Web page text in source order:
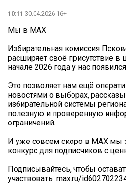
10:11 30.04.2026 16+
Мы в МАХ
Избирательная комиссия
расширяет своё присутствие
начале 2026 года у нас
Это позволяет нам ещё
новостями о выборах,
избирательной системы
полезную и проверенную
ограничений.
И уже совсем скоро в MAX мы
конкурс для подписчиков с
Подписывайтесь, чтобы
участвовать ️ max.ru/